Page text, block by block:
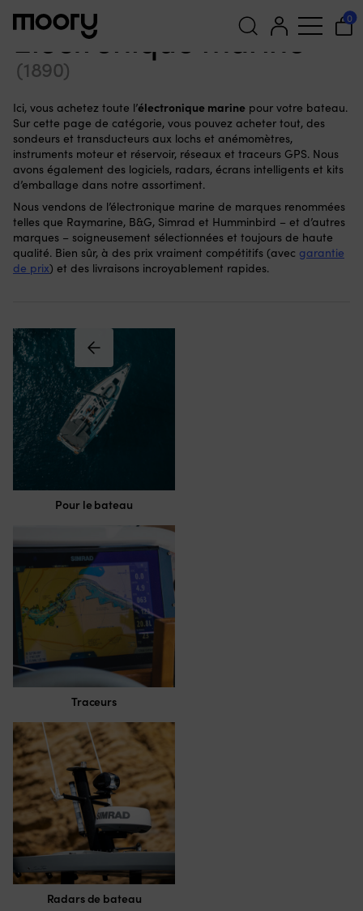
Recherche
0
Électronique marine
(1890)
Ici, vous achetez toute l’électronique marine pour votre bateau.
Sur cette page de catégorie, vous pouvez acheter tout, des
sondeurs et transducteurs aux lochs et anémomètres,
instruments moteur et réservoir, réseaux et traceurs GPS. Nous
avons également des logiciels, radars, écrans intelligents et kits
d’emballage dans notre assortiment.
Nous vendons de l’électronique marine de marques renommées
telles que Raymarine, B&G, Simrad et Humminbird – et d’autres
marques – soigneusement sélectionnées et toujours de haute
qualité. Bien sûr, à des prix vraiment compétitifs (avec garantie
de prix) et des livraisons incroyablement rapides.
Pour le bateau
Traceurs
Radars de bateau